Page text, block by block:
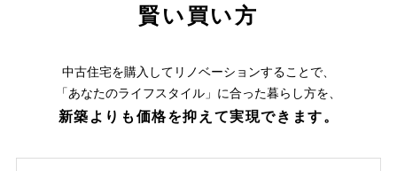
賢い買い方
中古住宅を購入してリノベーションすることで、
「あなたのライフスタイル」に合った暮らし方を、
新築よりも価格を抑えて実現できます。